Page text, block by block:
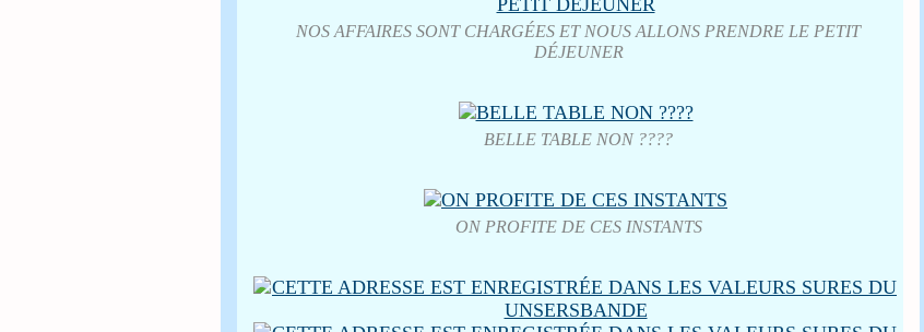
NOS AFFAIRES SONT CHARGÉES ET NOUS ALLONS PRENDRE LE PETIT
DÉJEUNER
BELLE TABLE NON ????
ON PROFITE DE CES INSTANTS